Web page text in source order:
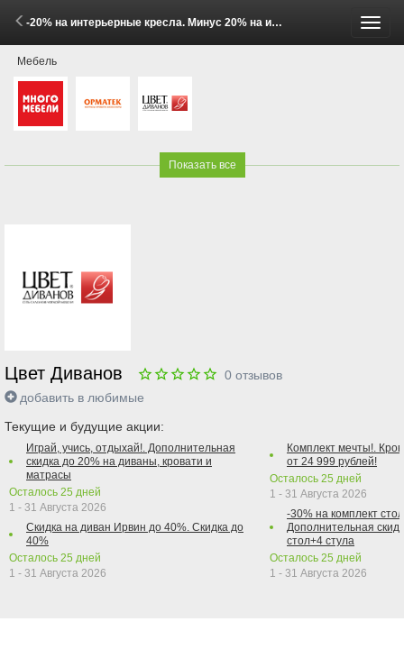
-20% на интерьерные кресла. Минус 20% на интерьерное кресло (1 - 31 Мая 2026)
Мебель
Показать все
Цвет Диванов 0 отзывов
добавить в любимые
Текущие и будущие акции:
Играй, учись, отдыхай!. Дополнительная
скидка до 20% на диваны, кровати и
матрасы
Осталось 25 дней
1 - 31 Августа 2026
Скидка на диван Ирвин до 40%. Скидка до
40%
Осталось 25 дней
1 - 31 Августа 2026
Комплект мечты!.
от 24 999 рублей!
Осталось 25 дней
1 - 31 Августа 2026
-30% на комплект
Дополнительная
стол+4 стула
Осталось 25 дней
1 - 31 Августа 2026